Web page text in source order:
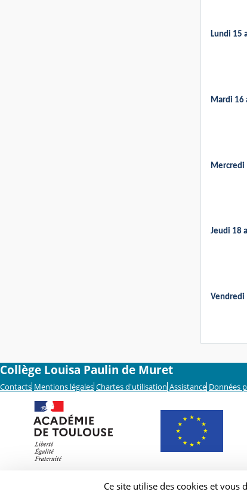
Lundi 15
Mardi 16
Mercredi
Jeudi 18
Vendredi
Collège Louisa Paulin de Muret
Contacts Mentions légales Chartes d'utilisation Assistance Données
Ce site utilise des cookies et